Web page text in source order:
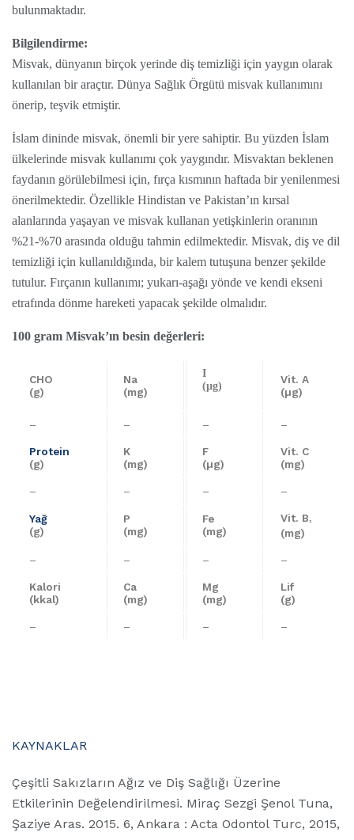
bulunmaktadır.
Bilgilendirme:
Misvak, dünyanın birçok yerinde diş temizliği için yaygın olarak
kullanılan bir araçtır. Dünya Sağlık Örgütü misvak kullanımını
önerip, teşvik etmiştir.
İslam dininde misvak, önemli bir yere sahiptir. Bu yüzden İslam
ülkelerinde misvak kullanımı çok yaygındır. Misvaktan beklenen
faydanın görülebilmesi için, fırça kısmının haftada bir yenilenmesi
önerilmektedir. Özellikle Hindistan ve Pakistan’ın kırsal
alanlarında yaşayan ve misvak kullanan yetişkinlerin oranının
%21-%70 arasında olduğu tahmin edilmektedir. Misvak, diş ve dil
temizliği için kullanıldığında, bir kalem tutuşuna benzer şekilde
tutulur. Fırçanın kullanımı; yukarı-aşağı yönde ve kendi ekseni
etrafında dönme hareketi yapacak şekilde olmalıdır.
100 gram Misvak’ın besin değerleri:
CHO
(g)
Na
(mg)
I
(µg)
Vit. A
(µg)
– – – –
Protein
(g)
K
(mg)
F
(µg)
Vit. C
(mg)
– – – –
Yağ
(g)
P
(mg)
Fe
(mg)
Vit. B³
(mg)
– – – –
Kalori
(kkal)
Ca
(mg)
Mg
(mg)
Lif
(g)
– – – –
KAYNAKLAR
Çeşitli Sakızların Ağız ve Diş Sağlığı Üzerine
Etkilerinin Değelendirilmesi. Miraç Sezgi Şenol Tuna,
Şaziye Aras. 2015. 6, Ankara : Acta Odontol Turc, 2015,